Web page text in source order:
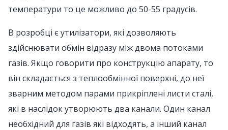
температури то це можливо до 50-55 градусів.
В розробці є утилізатори, які дозволяють
здійснювати обмін відразу між двома потоками
газів. Якщо говорити про конструкцію апарату, то
він складається з теплообмінної поверхні, до неї
зварним методом парами прикріплені листи сталі,
які в наслідок утворюють два канали. Один канал
необхідний для газів які відходять, а інший канал